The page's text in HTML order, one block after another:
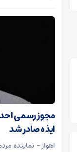
مجوز رسمی
ایذه صادر شد
اهواز – نماینده